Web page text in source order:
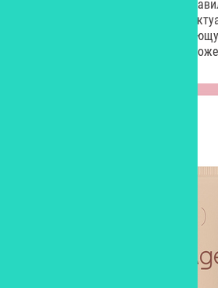
Российский бренд Divage
из новинок «работает» в русле
лица поддерживает моду на
вместо легкого сияния коже